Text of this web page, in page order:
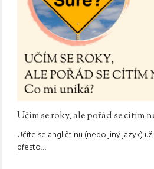
Učím se roky, ale pořád se cítím
Učíte se angličtinu (nebo jiný jazyk)
přesto…